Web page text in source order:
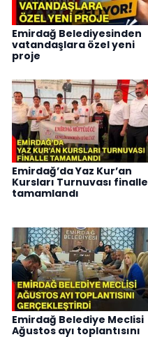
Emirdağ Belediyesinden
vatandaşlara özel yeni
proje
Emirdağ’da Yaz Kur’an
Kursları Turnuvası finalle
tamamlandı
Emirdağ Belediye Meclisi
Ağustos ayı toplantısını